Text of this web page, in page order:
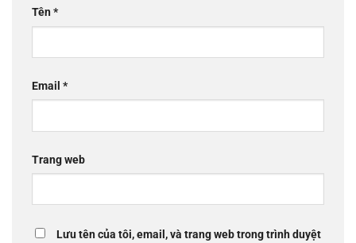
Tên*
Email *
Trang web
Lưu tên của tôi, email, và trang web trong trình duyệt